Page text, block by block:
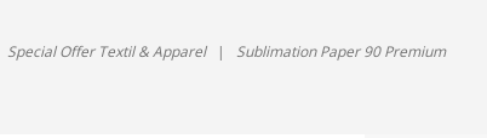
Special Offer Textil & Apparel Sublimation Paper 90 Premium